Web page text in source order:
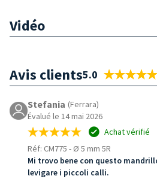
Vidéo
Avis clients5.0
Stefania (Ferrara)
Évalué le 14 mai 2026
Achat vérifié
Réf: CM775 - Ø 5 mm 5R
Mi trovo bene con questo
levigare i piccoli calli.